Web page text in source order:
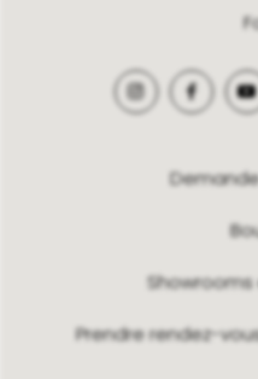
Prendre rendez-